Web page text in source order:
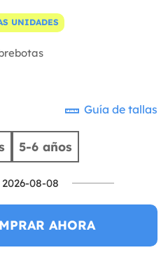
UNIDADES
Guía de tallas
5-6 años
2026-08-08
AHORA